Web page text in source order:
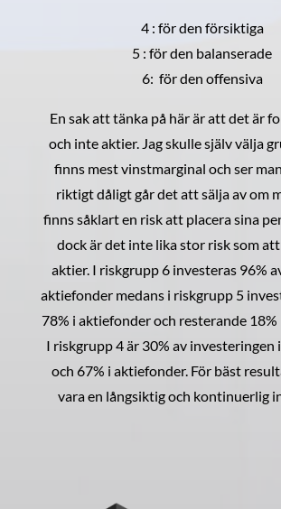
4 : för den försiktiga
5 : för den balanserade
6: för den offensiva
En sak att tänka på här är att det är
och inte aktier. Jag skulle själv välja
finns mest vinstmarginal och ser
riktigt dåligt går det att sälja av om
finns såklart en risk att placera sina
dock är det inte lika stor risk som
aktier. I riskgrupp 6 investeras 96%
aktiefonder medans i riskgrupp 5
78% i aktiefonder och resterande 18%
I riskgrupp 4 är 30% av
och 67% i aktiefonder. För bäst
vara en långsiktig och kontinuerlig